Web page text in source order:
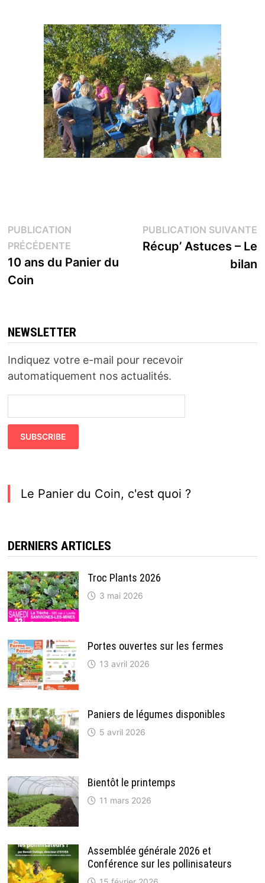
Navigation
de
l’article
PUBLICATION
PRÉCÉDENTEPublication
précédente :
10 ans du Panier du
Coin
PUBLICATION SUIVANTE
Récup’ Astuces – Le
bilan
NEWSLETTER
Indiquez votre e-mail pour recevoir
automatiquement nos actualités.
Le Panier du Coin, c'est quoi ?
DERNIERS ARTICLES
Troc Plants 2026
3 mai 2026
Portes ouvertes sur les fermes
13 avril 2026
Paniers de légumes disponibles
5 avril 2026
Bientôt le printemps
11 mars 2026
Assemblée générale 2026 et
Conférence sur les pollinisateurs